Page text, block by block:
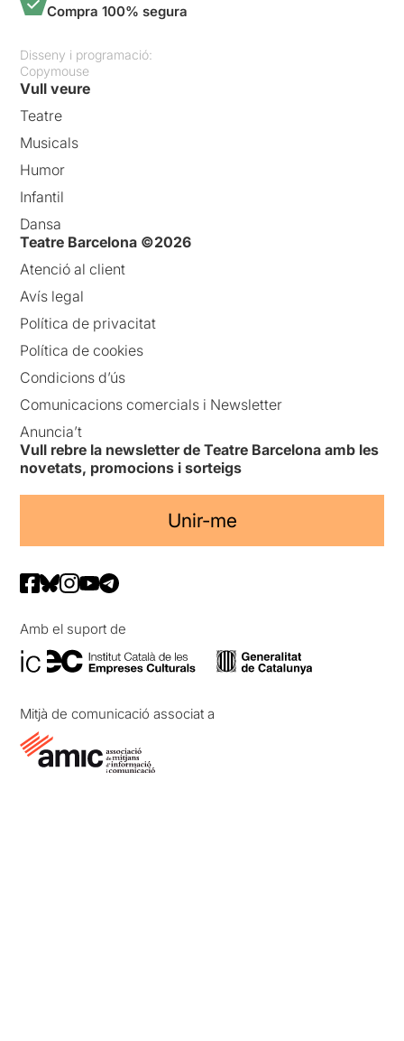
Compra 100% segura
Disseny i programació:
Copymouse
Vull veure
Teatre
Musicals
Humor
Infantil
Dansa
Teatre Barcelona ©2026
Atenció al client
Avís legal
Política de privacitat
Política de cookies
Condicions d’ús
Comunicacions comercials i Newsletter
Anuncia’t
Vull rebre la newsletter de Teatre Barcelona amb les
novetats, promocions i sorteigs
Unir-me
Amb el suport de
Mitjà de comunicació associat a